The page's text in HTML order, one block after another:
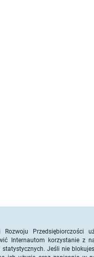
Przedsiębiorczości
Internautom korzystanie z
Jeśli nie